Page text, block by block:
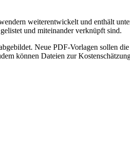
weiterentwickelt und enthält
und miteinander verknüpft sind.
Neue PDF-Vorlagen sollen
können Dateien zur